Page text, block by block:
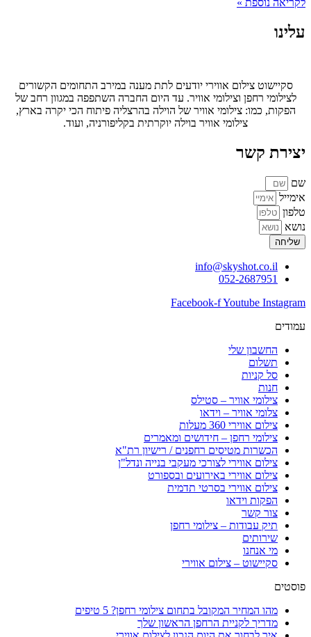
לקריאה נוספת »
עלינו
סקיישוט צילום אווירי יודעים לתת מענה במירב התחומים הקשורים
לצילומי רחפן וצילומי אוויר. עד היום החברה השתפפה במגוון רחב של
הפקות, כמו: צילומי אוויר של הוילה בהרצליה פיתוח הכי יקרה בארץ,
צילומי אוויר בוילה יוקרתית בקליפורניה, ועוד.
יצירת קשר
שם
אימייל
טלפון
נושא
שליחה
info@skyshot.co.il
052-2687951
Facebook-fYoutube Instagram
עמודים
החשבון שלי
תשלום
סל קניות
חנות
צילומי אוויר – סטילס
צלומי אוויר – וידאו
צילום אווירי 360 מעלות
צילומי רחפן – חידושים ומאמרים
הכשרות מטיסים רחפנים / רישיון רת"א
צילום אווירי לצורכי מעקבי בנייה ונדל"ן
צילום אווירי באירועים ובספורט
צילום אווירי בסרטי תדמית
הפקות וידאו
צור קשר
תיק עבודות – צילומי רחפן
שירותים
מי אנחנו
סקיישוט – צילום אווירי
פוסטים
מהו המחיר המקובל בתחום צילומי רחפן? 5 טיפים
מדריך לקניית הרחפן הראשון שלך